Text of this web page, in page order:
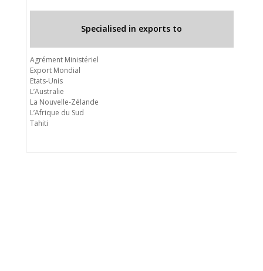
Specialised in exports to
Agrément Ministériel
Export Mondial
Etats-Unis
L’Australie
La Nouvelle-Zélande
L’Afrique du Sud
Tahiti